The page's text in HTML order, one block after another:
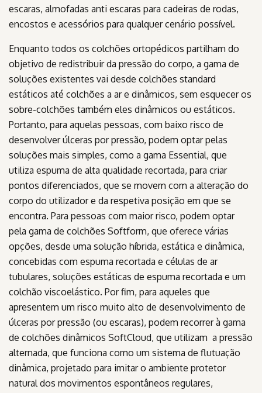
escaras, almofadas anti escaras para cadeiras de rodas,
encostos e acessórios para qualquer cenário possível.
Enquanto todos os colchões ortopédicos partilham do
objetivo de redistribuir da pressão do corpo, a gama de
soluções existentes vai desde colchões standard
estáticos até colchões a ar e dinâmicos, sem esquecer os
sobre-colchões também eles dinâmicos ou estáticos.
Portanto, para aquelas pessoas, com baixo risco de
desenvolver úlceras por pressão, podem optar pelas
soluções mais simples, como a gama Essential, que
utiliza espuma de alta qualidade recortada, para criar
pontos diferenciados, que se movem com a alteração do
corpo do utilizador e da respetiva posição em que se
encontra. Para pessoas com maior risco, podem optar
pela gama de colchões Softform, que oferece várias
opções, desde uma solução híbrida, estática e dinâmica,
concebidas com espuma recortada e células de ar
tubulares, soluções estáticas de espuma recortada e um
colchão viscoelástico. Por fim, para aqueles que
apresentem um risco muito alto de desenvolvimento de
úlceras por pressão (ou escaras), podem recorrer à gama
de colchões dinâmicos SoftCloud, que utilizam a pressão
alternada, que funciona como um sistema de flutuação
dinâmica, projetado para imitar o ambiente protetor
natural dos movimentos espontâneos regulares,